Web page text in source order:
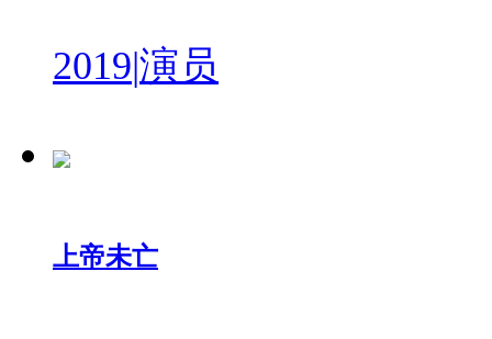
2019|演员
上帝未亡